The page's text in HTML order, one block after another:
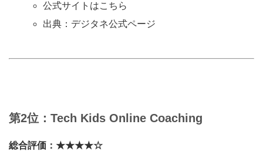
公式サイトはこちら
出典：デジタネ公式ページ
第2位：Tech Kids Online Coaching
総合評価：★★★★☆